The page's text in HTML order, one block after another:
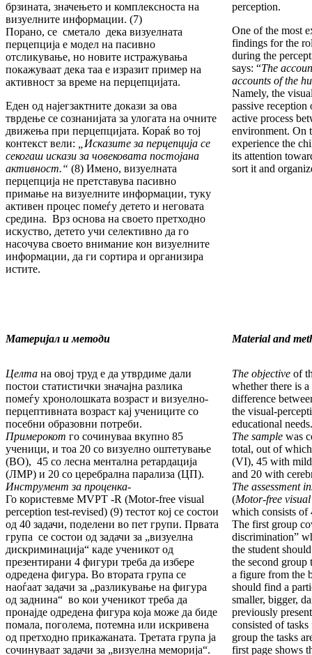
брзината, значењето и комплексноста на
визуелните информации. (7)
Порано, се сметало дека визуелната
перцепција е модел на пасивно
отсликување, но новите истражувања
покажуваат дека таа е изразит пример на
активност за време на перцепцијата.
Еден од најегзактните докази за ова
тврдење се сознанијата за улогата на очните
движења при перцепцијата. Кораќ во тој
контекст вели:
„Исказите за перцепција се
секогаш искази за човековата постојана
активност.“ (8) Имено, визуелната
перцепција не претставува пасивно
примање на визуелните информации, туку
активен процес помеѓу детето и неговата
средина. Врз основа на своето претходно
искуство, детето учи селективно да го
насочува своето внимание кон визуелните
информации, да ги сортира и организира
истите.
perception.
One of the most
findings for the
during the
says: “The
accounts of the
Namely, the
passive
active process
environment. On
experience the
its attention
sort it and
Материјал и методи Material and
Целта на овој труд е да утврдиме дали
постои статистички значајна разлика
помеѓу хронолошката возраст и визуелно-
перцептивната возраст кај учениците со
посебни образовни потреби.
Примерокот го сочинуваа вкупно 85
ученици, и тоа 20 со визуелно оштетување
(ВО), 45 со лесна ментална ретардација
(ЛМР) и 20 со церебрална парализа (ЦП).
Инструмент за проценка-
Го користевме MVPT -R (Motor-free visual
perception test-revised) (9) тестот кој се состои
од 40 задачи, поделени во пет групи. Првата
група се состои од задачи за „визуелна
дискриминација“ каде ученикот од
презентирани 4 фигури треба да избере
одредена фигура. Во втората група се
наоѓаат задачи за „разликување на фигура
од заднина“ во кои ученикот треба да
пронајде одредена фигура која може да биде
помала, поголема, потемна или искривена
од претходно прикажаната. Третата група ја
сочинуваат задачи за „визуелна меморија“.
The objective of
whether there is
difference
the visual-
educational needs.
The sample was
total, out of
(VI), 45 with
and 20 with
The assessment
(Motor-free
which consists of
The first group
discrimination”
the student
the second group
a figure from the
should find a
smaller, bigger,
previously
consisted of
group the tasks
first page shows